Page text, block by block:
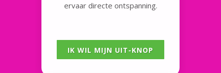
ervaar directe ontspanning.
IK WIL MIJN UIT-KNOP